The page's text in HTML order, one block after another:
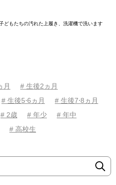
月
# 生後2ヵ月
# 生後5⋅6ヵ月
# 生後7⋅8ヵ月
# 2歳 # 年少
# 年中
# 高校生